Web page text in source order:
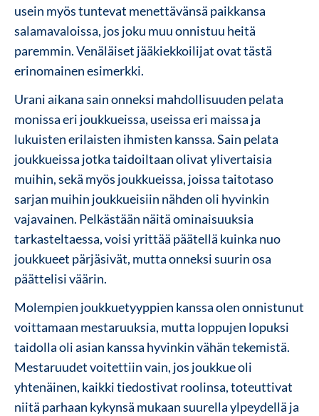
usein myös tuntevat menettävänsä paikkansa
salamavaloissa, jos joku muu onnistuu heitä
paremmin. Venäläiset jääkiekkoilijat ovat tästä
erinomainen esimerkki.
Urani aikana sain onneksi mahdollisuuden pelata
monissa eri joukkueissa, useissa eri maissa ja
lukuisten erilaisten ihmisten kanssa. Sain pelata
joukkueissa jotka taidoiltaan olivat ylivertaisia
muihin, sekä myös joukkueissa, joissa taitotaso
sarjan muihin joukkueisiin nähden oli hyvinkin
vajavainen. Pelkästään näitä ominaisuuksia
tarkasteltaessa, voisi yrittää päätellä kuinka nuo
joukkueet pärjäsivät, mutta onneksi suurin osa
päättelisi väärin.
Molempien joukkuetyyppien kanssa olen onnistunut
voittamaan mestaruuksia, mutta loppujen lopuksi
taidolla oli asian kanssa hyvinkin vähän tekemistä.
Mestaruudet voitettiin vain, jos joukkue oli
yhtenäinen, kaikki tiedostivat roolinsa, toteuttivat
niitä parhaan kykynsä mukaan suurella ylpeydellä ja